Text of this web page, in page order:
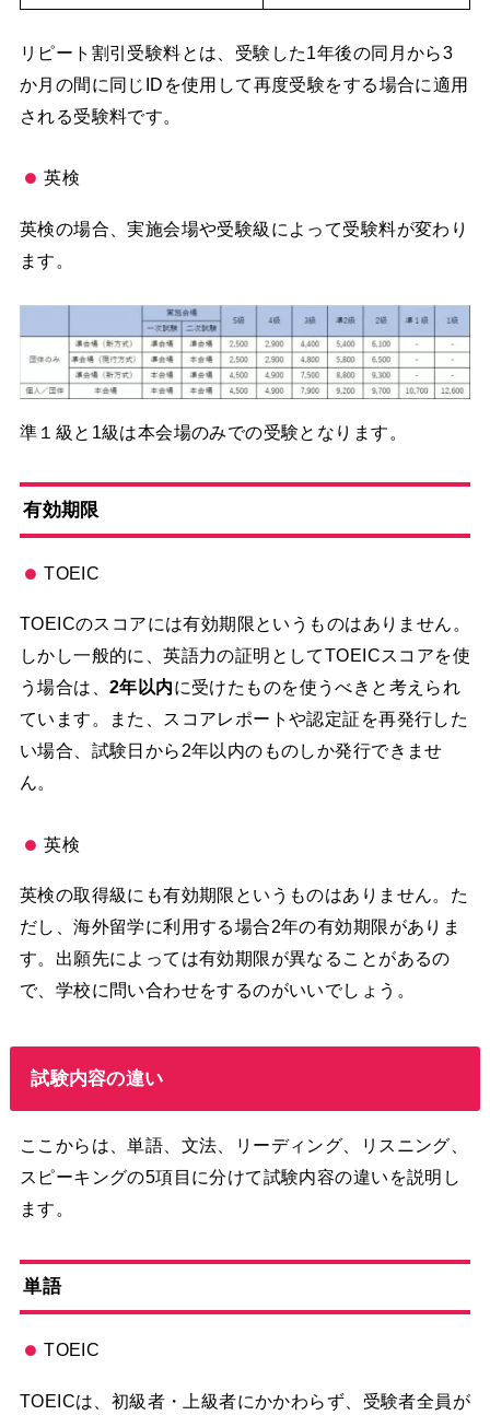
リピート割引受験料とは、受験した1年後の同月から3
か月の間に同じIDを使用して再度受験をする場合に適用
される受験料です。
英検
英検の場合、実施会場や受験級によって受験料が変わり
ます。
準１級と1級は本会場のみでの受験となります。
有効期限
TOEIC
TOEICのスコアには有効期限というものはありません。
しかし一般的に、英語力の証明としてTOEICスコアを使
う場合は、 2年以内に受けたものを使うべきと考えられ
ています。また、スコアレポートや認定証を再発行した
い場合、試験日から2年以内のものしか発行できませ
ん。
英検
英検の取得級にも有効期限というものはありません。た
だし、海外留学に利用する場合2年の有効期限がありま
す。出願先によっては有効期限が異なることがあるの
で、学校に問い合わせをするのがいいでしょう。
試験内容の違い
ここからは、単語、文法、リーディング、リスニング、
スピーキングの5項目に分けて試験内容の違いを説明し
ます。
単語
TOEIC
TOEICは、初級者・上級者にかかわらず、受験者全員が